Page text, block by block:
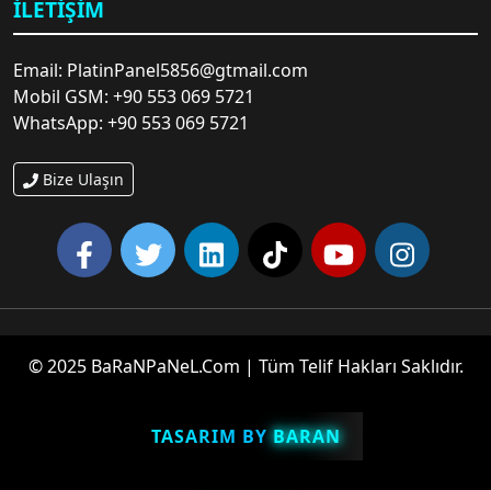
🤷‍♂️
🥳
İLETIŞIM
Email: PlatinPanel5856@gtmail.com
Mobil GSM: +90 553 069 5721
WhatsApp: +90 553 069 5721
Bize Ulaşın
© 2025 BaRaNPaNeL.Com | Tüm Telif Hakları Saklıdır.
TASARIM BYBARAN